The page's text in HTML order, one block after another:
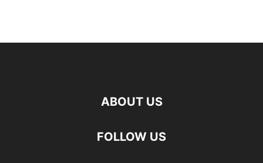
ABOUT US
FOLLOW US